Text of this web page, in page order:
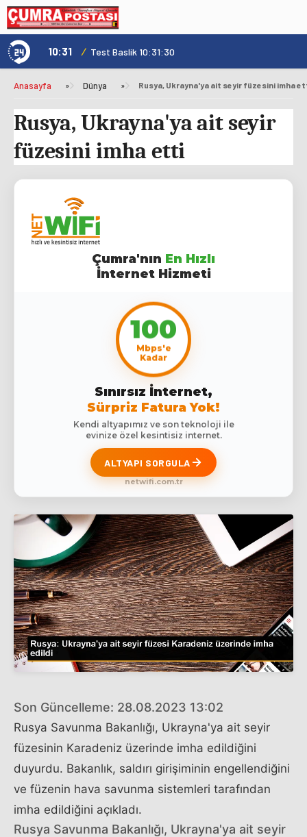
Genç Kültür Kart ile Konya'da Üniversite Yaşamı Daha Avantajlı 10:31 / Test Baslik 10:31:30
Anasayfa » Dünya » Rusya, Ukrayna'ya ait seyir füzesini imha
Rusya, Ukrayna'ya ait seyir
füzesini imha etti
Çumra'nın En Hızlı
İnternet Hizmeti
100
Mbps'e
Kadar
Sınırsız İnternet,
Sürpriz Fatura Yok!
Kendi altyapımız ve son teknoloji ile
evinize özel kesintisiz internet.
ALTYAPI SORGULA
netwifi.com.tr
Son Güncelleme: 28.08.2023 13:02
Rusya Savunma Bakanlığı, Ukrayna'ya ait seyir
füzesinin Karadeniz üzerinde imha edildiğini
duyurdu. Bakanlık, saldırı girişiminin engellendiğini
ve füzenin hava savunma sistemleri tarafından
imha edildiğini açıkladı.
Rusya Savunma Bakanlığı, Ukrayna'ya ait seyir